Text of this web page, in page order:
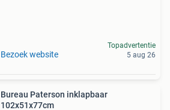
Bezoek website
Topadvertentie
5 aug 26
Bureau Paterson inklapbaar
102x51x77cm